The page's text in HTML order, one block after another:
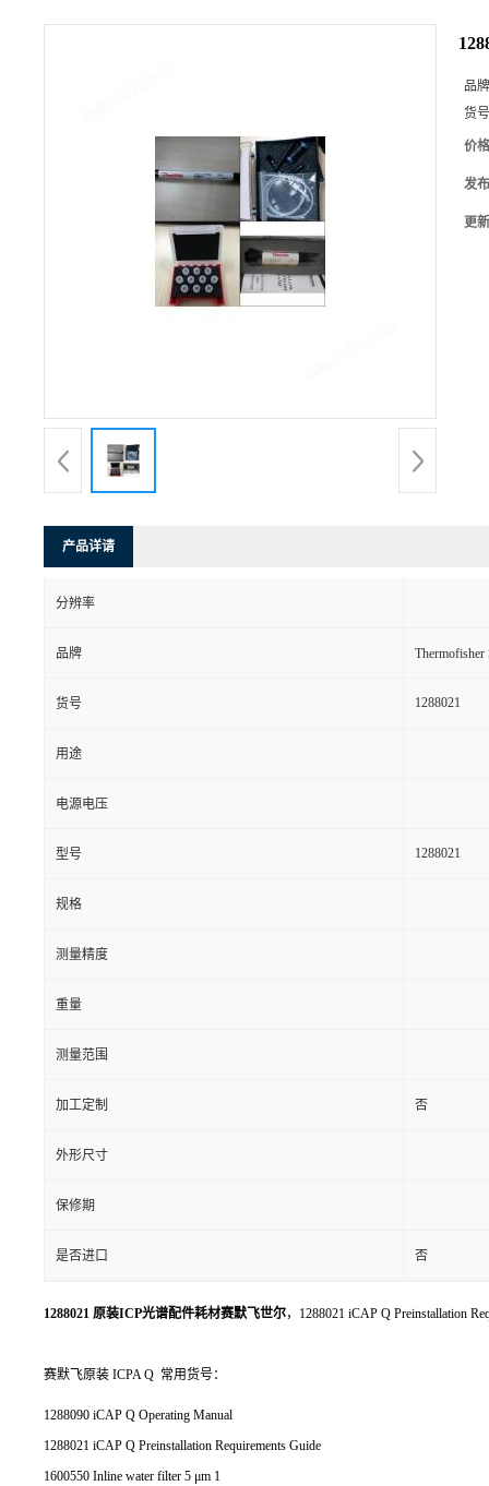
品
货
价
发
更
产品详请
分辨率
品牌
货号 1288021
用途
电源电压
型号 1288021
规格
测量精度
重量
测量范围
加工定制 否
外形尺寸
保修期
是否进口 否
1288021 原装ICP光谱配件耗材赛默飞世尔，1288021 iCAP Q Preinstallation
赛默飞原装 ICPA Q 常用货号：
1288090 iCAP Q Operating Manual
1288021 iCAP Q Preinstallation Requirements Guide
1600550 Inline water filter 5 μm 1